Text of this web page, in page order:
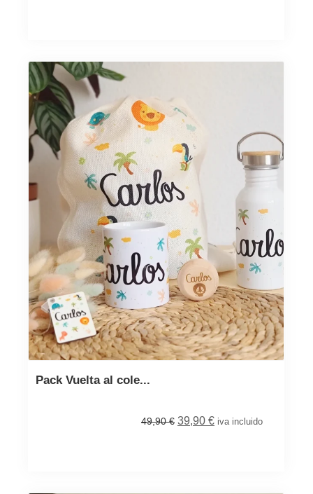
Pack Vuelta al cole...
49,90€ 39,90 € iva incluido